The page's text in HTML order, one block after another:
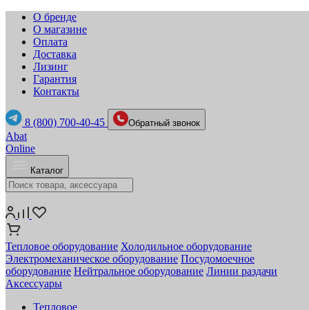
О бренде
О магазине
Оплата
Доставка
Лизинг
Гарантия
Контакты
8 (800) 700-40-45 Обратный звонок
Abat
Online
Каталог
Тепловое оборудование Холодильное оборудование
Электромеханическое оборудование Посудомоечное
оборудование Нейтральное оборудование Линии раздачи
Аксессуары
Тепловое